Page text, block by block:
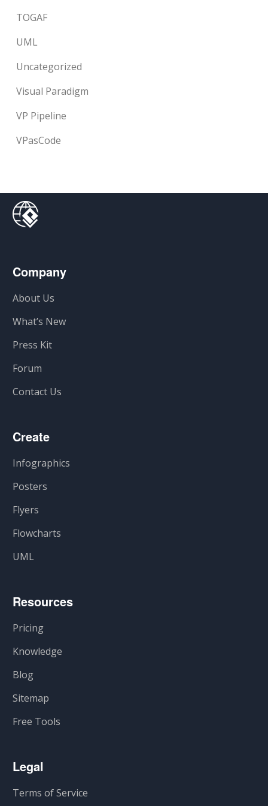
TOGAF
UML
Uncategorized
Visual Paradigm
VP Pipeline
VPasCode
Company
About Us
What’s New
Press Kit
Forum
Contact Us
Create
Infographics
Posters
Flyers
Flowcharts
UML
Resources
Pricing
Knowledge
Blog
Sitemap
Free Tools
Legal
Terms of Service